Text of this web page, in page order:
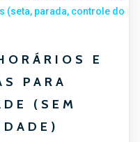
(seta, parada, controle do
E
PARA
(SEM